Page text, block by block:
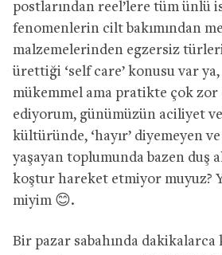
postlarından reel’lere tüm ünlü
fenomenlerin cilt bakımından
malzemelerinden egzersiz
ürettiği ‘self care’ konusu var
mükemmel ama pratikte çok zor
ediyorum, günümüzün aciliyet
kültüründe, ‘hayır’ diyemeyen ve
yaşayan toplumunda bazen duş
koştur hareket etmiyor muyuz?
miyim 😊.
Bir pazar sabahında